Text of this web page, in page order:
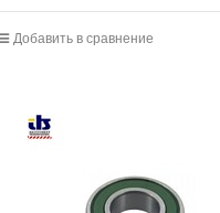
Добавить в сравнение